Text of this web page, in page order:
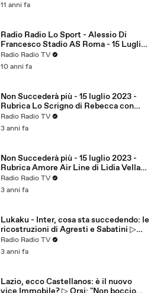
11 anni fa
Radio Radio Lo Sport - Alessio Di
Francesco Stadio AS Roma - 15 Luglio
2016
Radio Radio TV
10 anni fa
Non Succederà più - 15 luglio 2023 -
Rubrica Lo Scrigno di Rebecca con
Rebecca De Pasquale(GF14)
Radio Radio TV
3 anni fa
Non Succederà più - 15 luglio 2023 -
Rubrica Amore Air Line di Lidia Vella
(GF14)
Radio Radio TV
3 anni fa
Lukaku - Inter, cosa sta succedendo: le
ricostruzioni di Agresti e Sabatini ▷
"Telefonata burrascosa nella notte"
Radio Radio TV
3 anni fa
Lazio, ecco Castellanos: è il nuovo